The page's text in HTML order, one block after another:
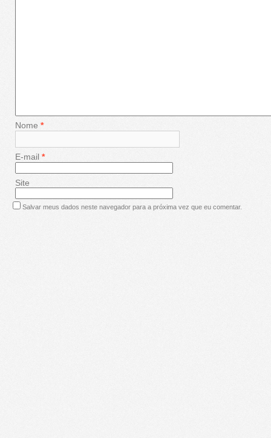
Nome *
E-mail *
Site
Salvar meus dados neste navegador para a próxima vez que eu comentar.